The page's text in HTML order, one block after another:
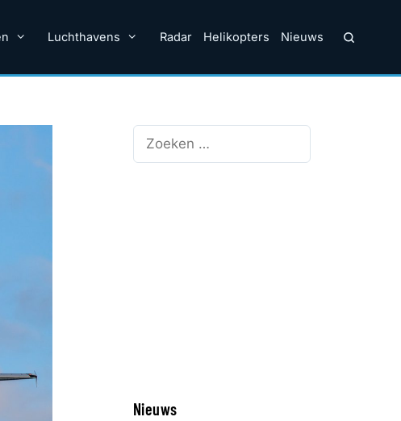
Luchthavens Radar Helikopters Nieuws
Zoek
Nieuws